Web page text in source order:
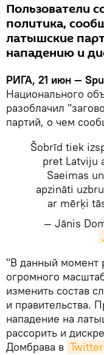
Пользователи
политика,
латышские
нападению и
РИГА, 21 июн —
Национального
разоблачил
партий, о чем
Šobrīd tiek
pret Latviju
Saeimas
apzināti
ar mērķi
— Jānis
​"В данный момент
огромного
изменить состав
и правительства.
нападение на
рассорить и
Домбрава в Twitter